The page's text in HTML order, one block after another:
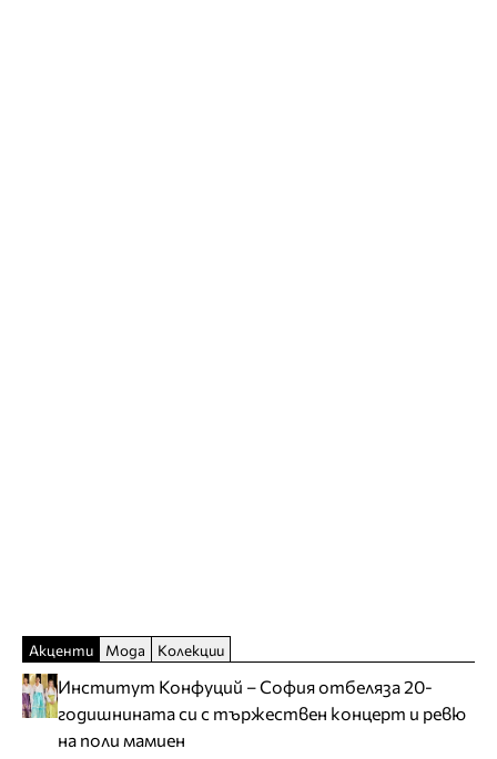
Акценти Мода Колекции
Институт Конфуций – София отбеляза 20-
годишнината си с тържествен концерт и ревю
на поли мамиен